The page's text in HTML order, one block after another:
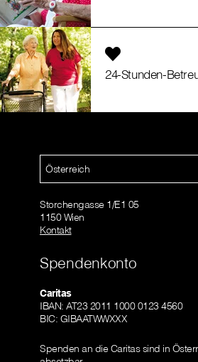
24-Stunden-
Österreich
Storchengasse 1/E1 05
1150 Wien
Kontakt
Spendenkonto
Caritas
IBAN: AT23 2011 1000 0123 4560
BIC: GIBAATWWXXX
Spenden an die Caritas sind in